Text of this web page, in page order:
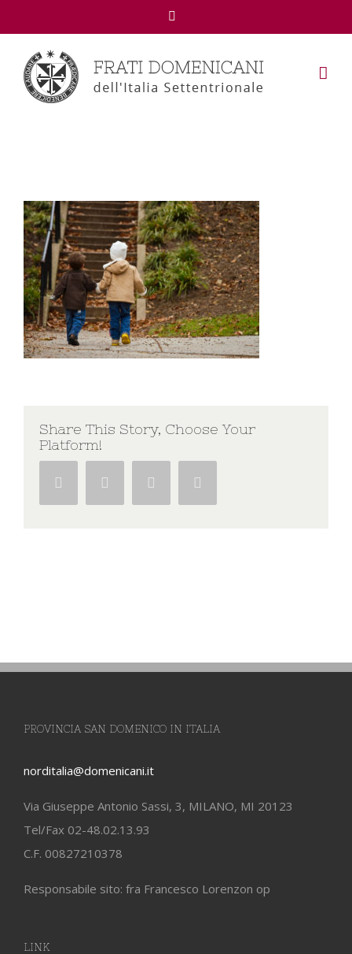
Share This Story, Choose Your
Platform!
Facebook Twitter Google+
PROVINCIA SAN DOMENICO IN ITALIA
norditalia@domenicani.it
Via Giuseppe Antonio Sassi, 3, MILANO, MI 20123
Tel/Fax 02-48.02.13.93
C.F. 00827210378
Responsabile sito: fra Francesco Lorenzon op
LINK